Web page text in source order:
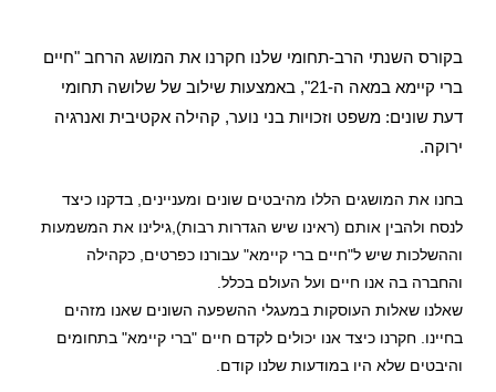
בקורס השנתי הרב-תחומי שלנו חקרנו את המושג הרחב "חיים
ברי קיימא במאה ה-21", באמצעות שילוב של שלושה תחומי
דעת שונים: משפט וזכויות בני נוער, קהילה אקטיבית ואנרגיה
ירוקה.
בחנו את המושגים הללו מהיבטים שונים ומעניינים, בדקנו כיצד
לנסח ולהבין אותם (ראינו שיש הגדרות רבות),גילינו את המשמעות
וההשלכות שיש ל"חיים ברי קיימא" עבורנו כפרטים, כקהילה
והחברה בה אנו חיים ועל העולם בכלל.
שאלנו שאלות העוסקות במעגלי ההשפעה השונים שאנו מזהים
בחיינו. חקרנו כיצד אנו יכולים לקדם חיים "ברי קיימא" בתחומים
והיבטים שלא היו במודעות שלנו קודם.